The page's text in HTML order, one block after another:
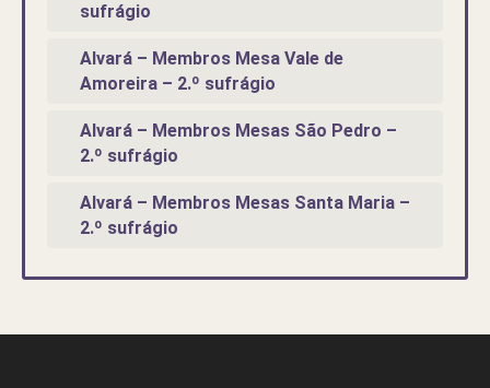
sufrágio
Alvará – Membros Mesa Vale de
Amoreira – 2.º sufrágio
Alvará – Membros Mesas São Pedro –
2.º sufrágio
Alvará – Membros Mesas Santa Maria –
2.º sufrágio